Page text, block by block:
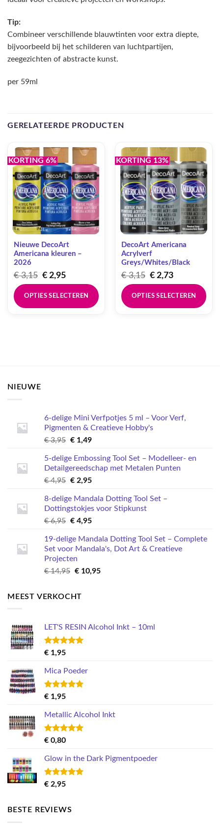
Tip:
Combineer verschillende blauwtinten voor extra diepte,
bijvoorbeeld bij het schilderen van luchtpartijen,
zeegezichten of abstracte kunst.
per 59ml
GERELATEERDE PRODUCTEN
KORTING 6%
Nieuwe DecoArt
Americana kleuren –
2026
€3,15 Oorspronkelijke
prijs
was:
€ 2,95Huidige
prijs
is:
OPTIES SELECTEREN
kan
de
productpagina
KORTING 13%
DecoArt Americana
Acrylverf
Greys/Whites/Black
€3,15 Oorspronkelijke
prijs
was:
€ 2,73Huidige
prijs
is:
OPTIES SELECTEREN
op
de
NIEUWE
6-delige Mini Verfpotjes 5 ml – Voor Verf,
Pigmenten & Creatieve Hobby's
€3,95 Oorspronkelijke
was:
€ 3,95.
€1,49Huidige
is:
€ 1,49.
5-delige Embossing Tool Set – Modelleer- en
Detailgereedschap met Metalen Punten
€4,95 Oorspronkelijke
was:
€ 4,95.
€2,95Huidige
is:
€ 2,95.
8-delige Mandala Dotting Tool Set –
Dottingstokjes voor Stipkunst
€6,95 Oorspronkelijke
was:
€ 6,95.
€4,95Huidige
is:
€ 4,95.
19-delige Mandala Dotting Tool Set – Complete
Set voor Mandala's, Dot Art & Creatieve
Projecten
€14,95 Oorspronkelijke
€ 14,95.
€10,95Huidige
MEEST VERKOCHT
LET'S RESIN Alcohol Inkt – 10ml
Gewaardeerd
€ 1,95
Mica Poeder
Gewaardeerd
€ 1,95
Metallic Alcohol Inkt
Gewaardeerd
€ 0,80
Glow in the Dark Pigmentpoeder
Gewaardeerd
€ 2,95
BESTE REVIEWS